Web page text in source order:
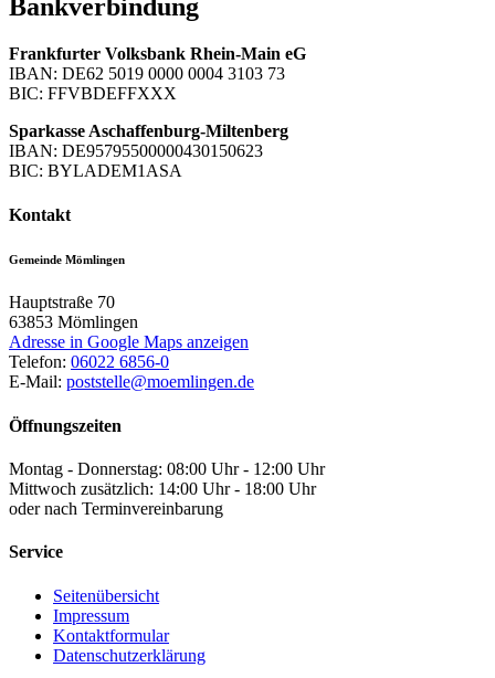
Bankverbindung
Frankfurter Volksbank Rhein-Main eG
IBAN: DE62 5019 0000 0004 3103 73
BIC: FFVBDEFFXXX
Sparkasse Aschaffenburg-Miltenberg
IBAN: DE95795500000430150623
BIC: BYLADEM1ASA
Kontakt
Gemeinde Mömlingen
Hauptstraße 70
63853 Mömlingen
Adresse in Google Maps anzeigen
Telefon: 06022 6856-0
E-Mail: poststelle@moemlingen.de
Öffnungszeiten
Montag - Donnerstag: 08:00 Uhr - 12:00 Uhr
Mittwoch zusätzlich: 14:00 Uhr - 18:00 Uhr
oder nach Terminvereinbarung
Service
Seitenübersicht
Impressum
Kontaktformular
Datenschutzerklärung